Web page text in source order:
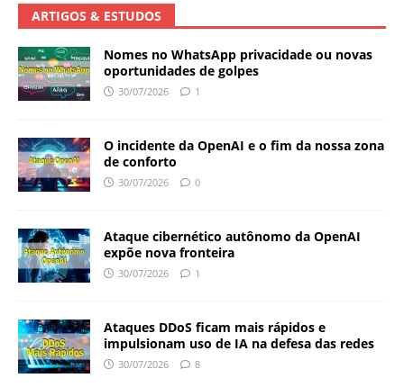
ARTIGOS & ESTUDOS
Nomes no WhatsApp privacidade ou novas
oportunidades de golpes
30/07/2026 1
O incidente da OpenAI e o fim da nossa zona
de conforto
30/07/2026 0
Ataque cibernético autônomo da OpenAI
expõe nova fronteira
30/07/2026 1
Ataques DDoS ficam mais rápidos e
impulsionam uso de IA na defesa das redes
30/07/2026 8